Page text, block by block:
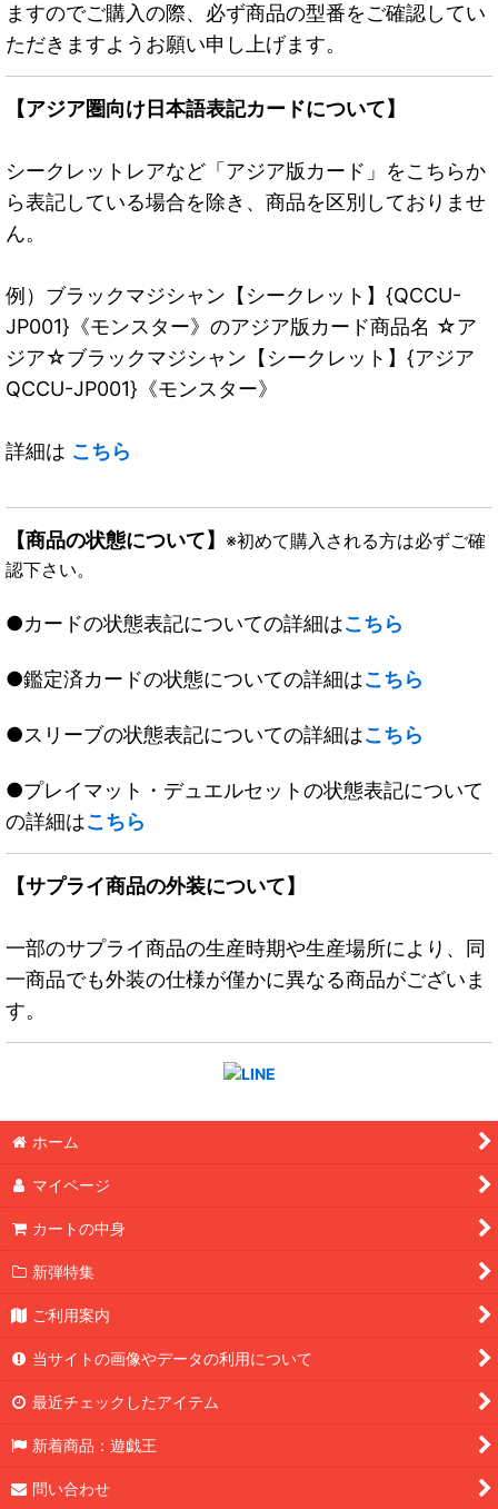
ますのでご購入の際、必ず商品の型番をご確認してい
ただきますようお願い申し上げます。
【アジア圏向け日本語表記カードについて】
シークレットレアなど「アジア版カード」をこちらか
ら表記している場合を除き、商品を区別しておりませ
ん。
例）ブラックマジシャン【シークレット】{QCCU-
JP001}《モンスター》のアジア版カード商品名 ☆ア
ジア☆ブラックマジシャン【シークレット】{アジア
QCCU-JP001}《モンスター》
詳細は こちら
【商品の状態について】 ※初めて購入される方は必ずご確
認下さい。
●カードの状態表記についての詳細はこちら
●鑑定済カードの状態についての詳細はこちら
●スリーブの状態表記についての詳細はこちら
●プレイマット・デュエルセットの状態表記について
の詳細はこちら
【サプライ商品の外装について】
一部のサプライ商品の生産時期や生産場所により、同
一商品でも外装の仕様が僅かに異なる商品がございま
す。
ホーム
マイページ
カートの中身
新弾特集
ご利用案内
当サイトの画像やデータの利用について
最近チェックしたアイテム
新着商品：遊戯王
問い合わせ